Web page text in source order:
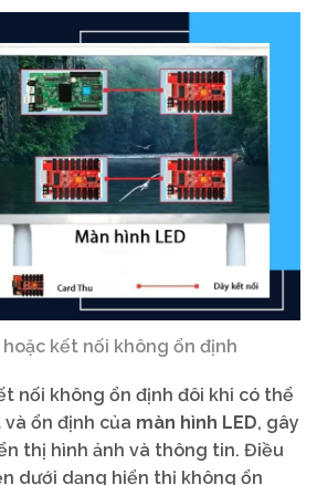
kết nối không ổn định
nối không ổn định đôi khi có thể
ổn định của màn hình LED, gây
thị hình ảnh và thông tin. Điều
dưới dạng hiển thị không ổn